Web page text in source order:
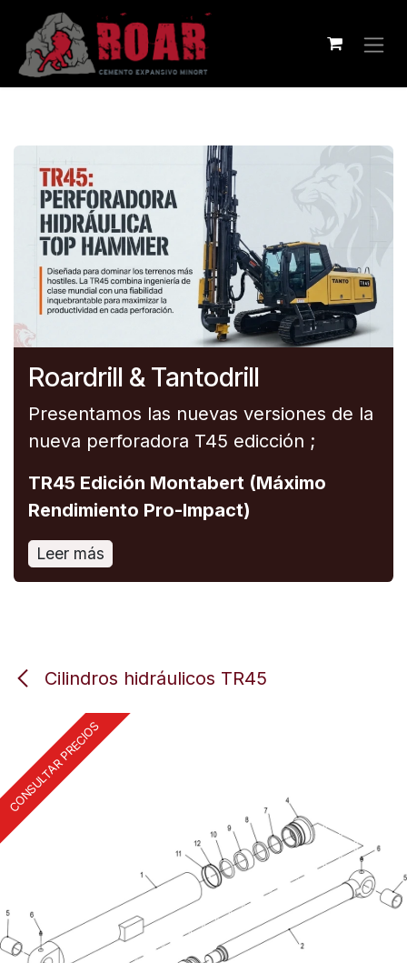
Ir al contenido
Roardrill & Tantodrill
Presentamos las nuevas versiones de la
nueva perforadora T45 edicción ;
TR45 Edición Montabert (Máximo
Rendimiento Pro-Impact)
Leer más
Cilindros hidráulicos TR45
CONSULTAR PRECIOS